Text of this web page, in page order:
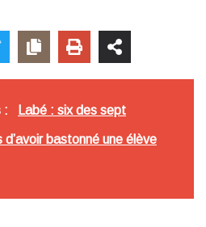
: Labé : six des sept
bastonné une élève